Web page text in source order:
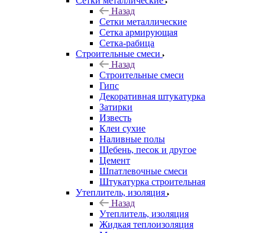
Назад
Сетки металлические
Сетка армирующая
Сетка-рабица
Строительные смеси
Назад
Строительные смеси
Гипс
Декоративная штукатурка
Затирки
Известь
Клеи сухие
Наливные полы
Щебень, песок и другое
Цемент
Шпатлевочные смеси
Штукатурка строительная
Утеплитель, изоляция
Назад
Утеплитель, изоляция
Жидкая теплоизоляция